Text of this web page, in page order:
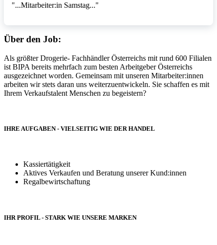
"...Mitarbeiter:in Samstag..."
Über den Job:
Als größter Drogerie- Fachhändler Österreichs mit rund 600 Filialen
ist BIPA bereits mehrfach zum besten Arbeitgeber Österreichs
ausgezeichnet worden. Gemeinsam mit unseren Mitarbeiter:innen
arbeiten wir stets daran uns weiterzuentwickeln. Sie schaffen es mit
Ihrem Verkaufstalent Menschen zu begeistern?
IHRE AUFGABEN - VIELSEITIG WIE DER HANDEL
Kassiertätigkeit
Aktives Verkaufen und Beratung unserer Kund:innen
Regalbewirtschaftung
IHR PROFIL - STARK WIE UNSERE MARKEN